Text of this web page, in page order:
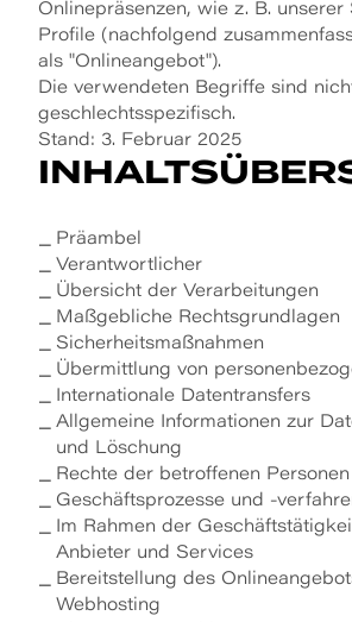
Onlinepräsenzen, wie z. B.
Profile (nachfolgend
als "Onlineangebot").
Die verwendeten Begriffe sind
geschlechtsspezifisch.
Stand: 3. Februar 2025
Präambel
Verantwortlicher
Übersicht der Verarbeitungen
Maßgebliche Rechtsgrundlagen
Sicherheitsmaßnahmen
Übermittlung von
Internationale Datentransfers
Allgemeine Informationen zur
und Löschung
Rechte der betroffenen Personen
Geschäftsprozesse und -
Im Rahmen der
Anbieter und Services
Bereitstellung des
Webhosting